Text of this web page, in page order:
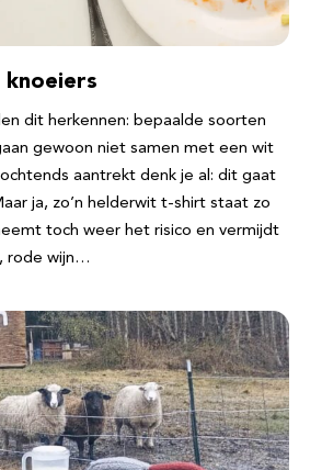
dit herkennen: bepaalde soorten
gewoon niet samen met een wit
ochtends aantrekt denk je al: dit gaat
ja, zo’n helderwit t-shirt staat zo
toch weer het risico en vermijdt
rode wijn…